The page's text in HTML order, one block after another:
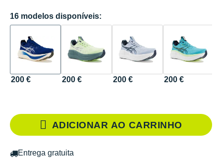
16 modelos disponíveis:
200 € 200 € 200 € 200 €
ADICIONAR AO CARRINHO
Entrega gratuita